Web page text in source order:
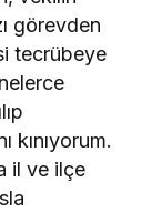
görevden
tecrübeye
kınıyorum.
il ve ilçe